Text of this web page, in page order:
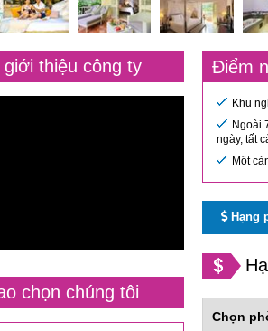
giới thiệu công ty
chọn chúng tôi
Điểm
Khu
Ngoài
ngày, tất
Một
Hạng
Chọn